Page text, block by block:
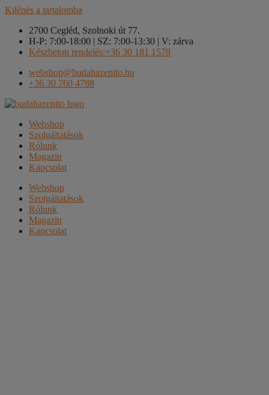
Kilépés a tartalomba
2700 Cegléd, Szolnoki út 77.
H-P: 7:00-18:00 | SZ: 7:00-13:30 | V: zárva
Készbeton rendelés:+36 30 181 1578
webshop@budahazepito.hu
+36 30 760 4788
Webshop
Szolgáltatások
Rólunk
Magazin
Kapcsolat
Webshop
Szolgáltatások
Rólunk
Magazin
Kapcsolat